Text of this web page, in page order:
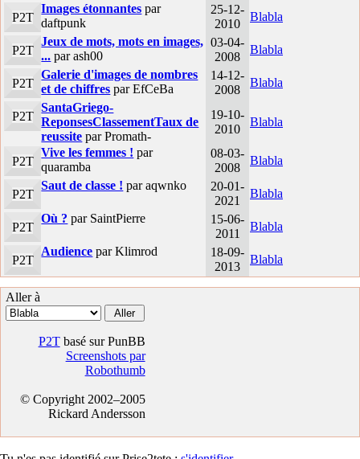
P2T
Images étonnantes par
daftpunk
25-12-
2010
Blabla
P2T
Jeux de mots, mots en images,
... par ash00
03-04-
2008
Blabla
P2T
Galerie d'images de nombres
et de chiffres par EfCeBa
14-12-
2008
Blabla
P2T
SantaGriego-
ReponsesClassementTaux de
reussite par Promath-
19-10-
2010
Blabla
P2T
Vive les femmes ! par
quaramba
08-03-
2008
Blabla
P2T
Saut de classe ! par aqwnko
20-01-
2021
Blabla
P2T
Où ? par SaintPierre
15-06-
2011
Blabla
P2T
Audience par Klimrod
18-09-
2013
Blabla
Aller à
P2Tbasé sur PunBB
Screenshots par
Robothumb
© Copyright 2002–2005
Rickard Andersson